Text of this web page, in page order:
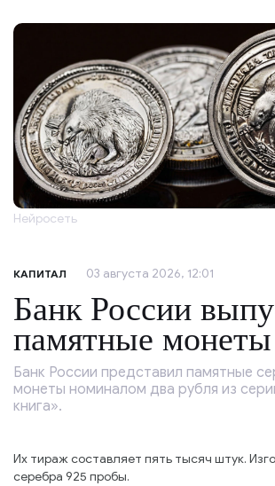
Нейросеть
КАПИТАЛ 03 августа 2026, 12:01
Банк России
памятные монеты
Банк России представил памятные
монеты номиналом два рубля из
книга».
Их тираж составляет пять тысяч штук.
серебра 925 пробы.